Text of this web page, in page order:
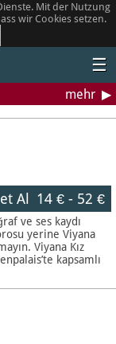
Mit der Nutzung
wir Cookies setzen.
☰
mehr
Al 14 €- 52 €
ve ses kaydı
yerine Viyana
Viyana Kız
kapsamlı